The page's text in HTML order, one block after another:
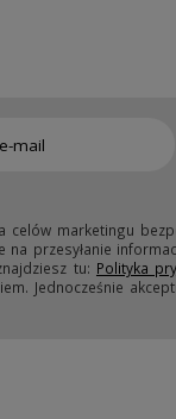
celów marketingu
przesyłanie
tu: Polityka
Jednocześnie